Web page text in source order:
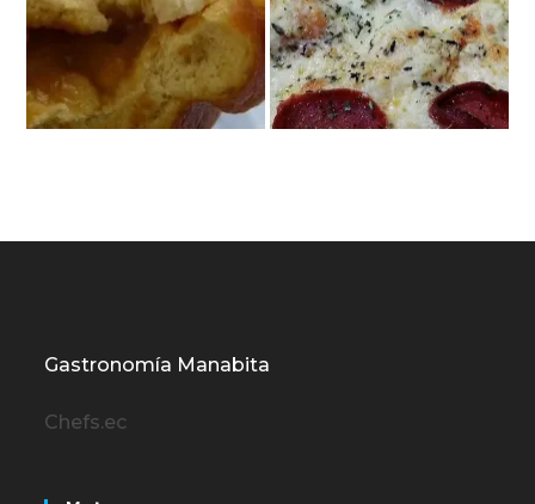
Gastronomía Manabita
Chefs.ec